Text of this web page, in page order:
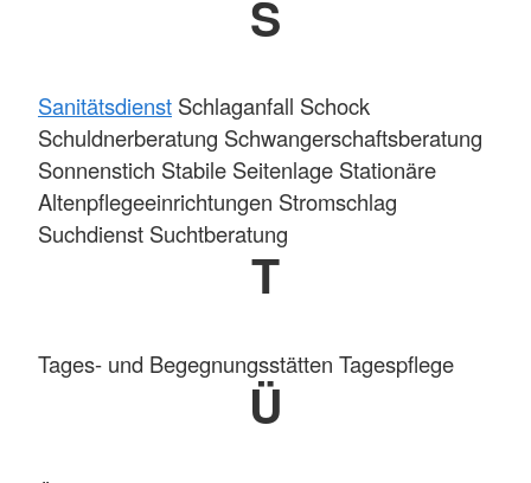
S
Sanitätsdienst Schlaganfall Schock
Schuldnerberatung Schwangerschaftsberatung
Sonnenstich Stabile Seitenlage Stationäre
Altenpflegeeinrichtungen Stromschlag
Suchdienst Suchtberatung
T
Tages- und Begegnungsstätten Tagespflege
Ü